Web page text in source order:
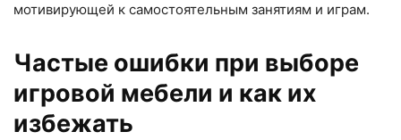
мотивирующей к самостоятельным занятиям и играм.
Частые ошибки при выборе
игровой мебели и как их
избежать